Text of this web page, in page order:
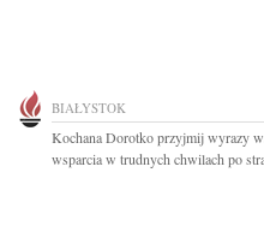
BIAŁYSTOK
Kochana Dorotko przyjmij wyrazy
wsparcia w trudnych chwilach po